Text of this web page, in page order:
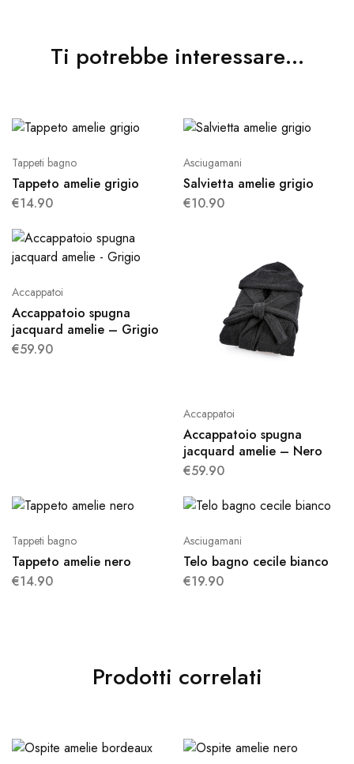
Ti potrebbe interessare…
Tappeti bagno
Tappeto amelie grigio
€14.90
Asciugamani
Salvietta amelie grigio
€10.90
Accappatoi
Accappatoio spugna
jacquard amelie – Grigio
€59.90
Accappatoi
Accappatoio spugna
jacquard amelie – Nero
€59.90
Tappeti bagno
Tappeto amelie nero
€14.90
Asciugamani
Telo bagno cecile bianco
€19.90
Prodotti correlati